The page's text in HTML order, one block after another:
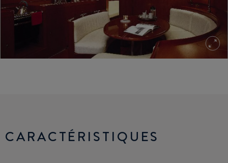
CARACTÉRISTIQUES